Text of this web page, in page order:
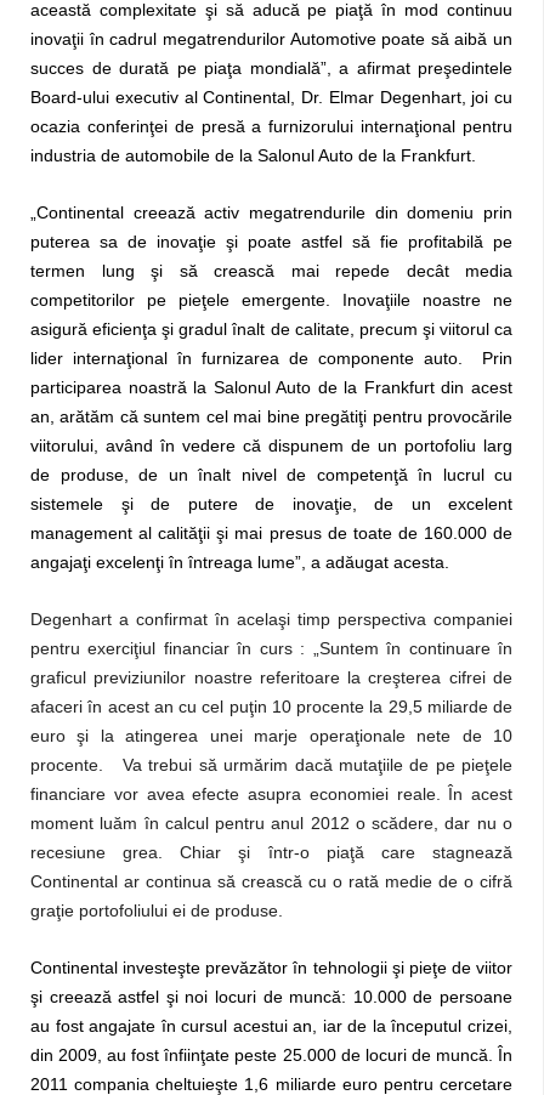
această complexitate şi să aducă pe piaţă în mod continuu
inovaţii în cadrul megatrendurilor Automotive poate să aibă un
succes de durată pe piaţa mondială”, a afirmat preşedintele
Board-ului executiv al Continental, Dr. Elmar Degenhart, joi cu
ocazia conferinţei de presă a furnizorului internaţional pentru
industria de automobile de la Salonul Auto de la Frankfurt.
„Continental creează activ megatrendurile din domeniu prin
puterea sa de inovaţie şi poate astfel să fie profitabilă pe
termen lung şi să crească mai repede decât media
competitorilor pe pieţele emergente. Inovaţiile noastre ne
asigură eficienţa şi gradul înalt de calitate, precum şi viitorul ca
lider internaţional în furnizarea de componente auto. Prin
participarea noastră la Salonul Auto de la Frankfurt din acest
an, arătăm că suntem cel mai bine pregătiţi pentru provocările
viitorului, având în vedere că dispunem de un portofoliu larg
de produse, de un înalt nivel de competenţă în lucrul cu
sistemele şi de putere de inovaţie, de un excelent
management al calităţii şi mai presus de toate de 160.000 de
angajaţi excelenţi în întreaga lume”, a adăugat acesta.
Degenhart a confirmat în acelaşi timp perspectiva companiei
pentru exerciţiul financiar în curs : „Suntem în continuare în
graficul previziunilor noastre referitoare la creşterea cifrei de
afaceri în acest an cu cel puţin 10 procente la 29,5 miliarde de
euro şi la atingerea unei marje operaţionale nete de 10
procente. Va trebui să urmărim dacă mutaţiile de pe pieţele
financiare vor avea efecte asupra economiei reale. În acest
moment luăm în calcul pentru anul 2012 o scădere, dar nu o
recesiune grea. Chiar şi într-o piaţă care stagnează
Continental ar continua să crească cu o rată medie de o cifră
graţie portofoliului ei de produse.
Continental investeşte prevăzător în tehnologii şi pieţe de viitor
şi creează astfel şi noi locuri de muncă: 10.000 de persoane
au fost angajate în cursul acestui an, iar de la începutul crizei,
din 2009, au fost înfiinţate peste 25.000 de locuri de muncă. În
2011 compania cheltuieşte 1,6 miliarde euro pentru cercetare